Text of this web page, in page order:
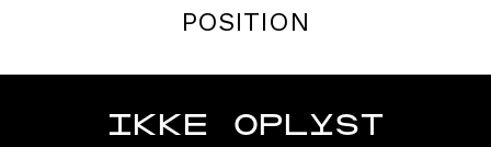
POSITION
IKKE OPLYST